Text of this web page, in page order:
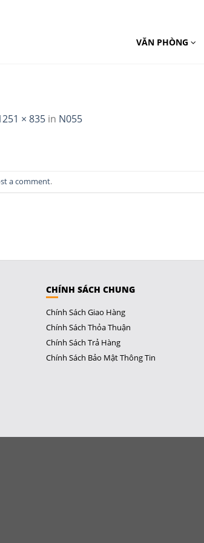
VĂN PHÒNG
× 835 in N055
a comment.
CHÍNH SÁCH CHUNG
Chính Sách Giao Hàng
Chính Sách Thỏa Thuận
Chính Sách Trả Hàng
Chính Sách Bảo Mật Thông Tin